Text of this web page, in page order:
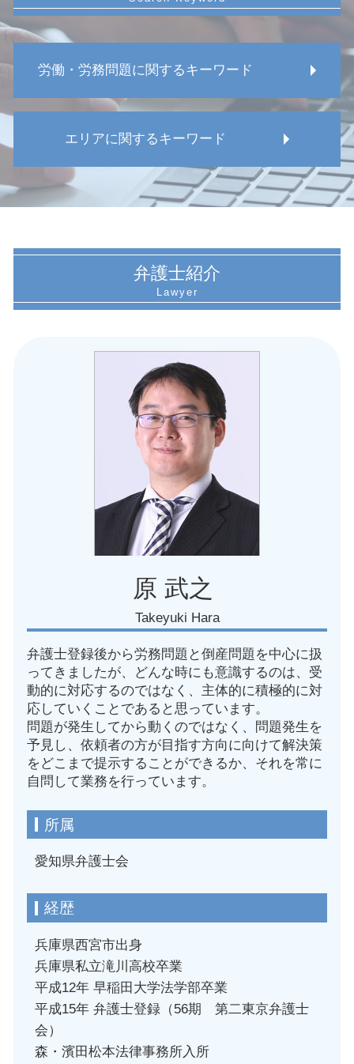
労働・労務問題に関するキーワード
労働 休み 法律
不当解雇 賠償金
労働 パワハラ防止法
労働組合 団体交渉 弁護士
カスタマーハラスメント 訴える
労働 うつ病
内定取り消し 条件
労働審判 会社側 不利
就業規則作成 注意点
労働基準法 有給
エリアに関するキーワード
名古屋市 従業員 労働審判
愛知県 懲戒解雇 相談
名古屋市 就業規則見直し 相談
愛知県 労働安全 違反
愛知県 就業規則作成 弁護士
愛知県 体調不良 問題
名古屋市 就業規則作成 相談
愛知県 人事異動トラブル
愛知県 労働問題 弁護士
名古屋市 就業規則作成 弁護士
愛知県 労働審判 弁護士
愛知県 不当解雇 相談
名古屋市 労務問題 法律事務所
愛知県 不当解雇 解決
愛知県 未払い残業代請求された
愛知県 就業規則見直し
名古屋市 労働問題 解決
弁護士紹介
原 武之
Takeyuki Hara
弁護士登録後から労務問題と倒産問題を中心に扱
ってきましたが、どんな時にも意識するのは、受
動的に対応するのではなく、主体的に積極的に対
応していくことであると思っています。
問題が発生してから動くのではなく、問題発生を
予見し、依頼者の方が目指す方向に向けて解決策
をどこまで提示することができるか、それを常に
自問して業務を行っています。
所属
愛知県弁護士会
経歴
兵庫県西宮市出身
兵庫県私立滝川高校卒業
平成12年 早稲田大学法学部卒業
平成15年 弁護士登録（56期 第二東京弁護士
会）
森・濱田松本法律事務所入所